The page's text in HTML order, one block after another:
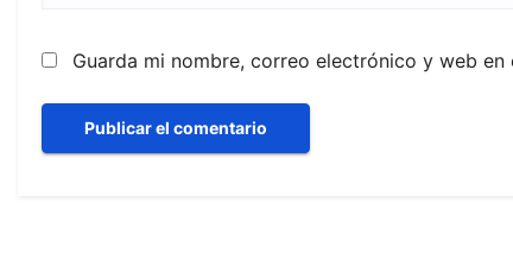
Guarda mi nombre, correo electrónico y web